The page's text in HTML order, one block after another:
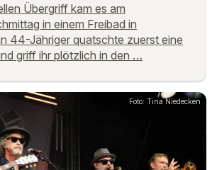
Übergriff kam es am
in einem Freibad in
44-Jähriger quatschte zuerst eine
griff ihr plötzlich in den …
Foto: Tina Niedecken